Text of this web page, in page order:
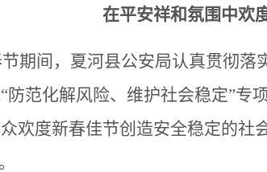
在平安祥和氛围中欢
期间，夏河县公安局认真贯彻落
“防范化解风险、维护社会稳定”专
欢度新春佳节创造安全稳定的